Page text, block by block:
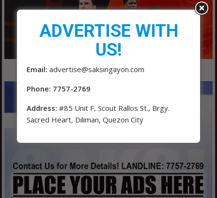
ADVERTISE WITH
US!
Email: advertise@saksingayon.com
Phone: 7757-2769
Address: #85 Unit F, Scout Rallos St., Brgy.
Sacred Heart, Diliman, Quezon City